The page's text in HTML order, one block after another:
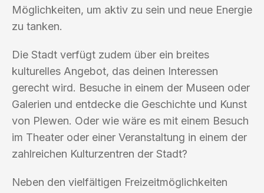
Möglichkeiten, um aktiv zu sein und neue Energie
zu tanken.
Die Stadt verfügt zudem über ein breites
kulturelles Angebot, das deinen Interessen
gerecht wird. Besuche in einem der Museen oder
Galerien und entdecke die Geschichte und Kunst
von Plewen. Oder wie wäre es mit einem Besuch
im Theater oder einer Veranstaltung in einem der
zahlreichen Kulturzentren der Stadt?
Neben den vielfältigen Freizeitmöglichkeiten